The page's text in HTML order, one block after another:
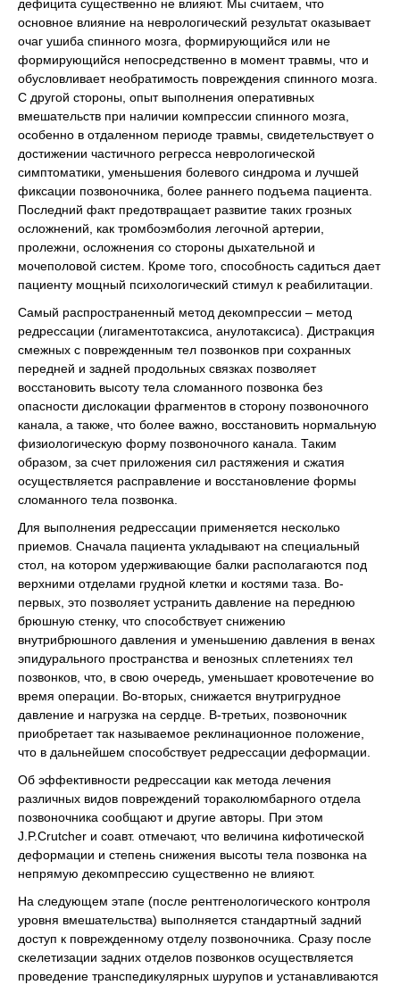
дефицита существенно не влияют. Мы считаем, что
основное влияние на неврологический результат оказывает
очаг ушиба спинного мозга, формирующийся или не
формирующийся непосредственно в момент травмы, что и
обусловливает необратимость повреждения спинного мозга.
С другой стороны, опыт выполнения оперативных
вмешательств при наличии компрессии спинного мозга,
особенно в отдаленном периоде травмы, свидетельствует о
достижении частичного регресса неврологической
симптоматики, уменьшения болевого синдрома и лучшей
фиксации позвоночника, более раннего подъема пациента.
Последний факт предотвращает развитие таких грозных
осложнений, как тромбоэмболия легочной артерии,
пролежни, осложнения со стороны дыхательной и
мочеполовой систем. Кроме того, способность садиться дает
пациенту мощный психологический стимул к реабилитации.
Самый распространенный метод декомпрессии – метод
редрессации (лигаментотаксиса, анулотаксиса). Дистракция
смежных с поврежденным тел позвонков при сохранных
передней и задней продольных связках позволяет
восстановить высоту тела сломанного позвонка без
опасности дислокации фрагментов в сторону позвоночного
канала, а также, что более важно, восстановить нормальную
физиологическую форму позвоночного канала. Таким
образом, за счет приложения сил растяжения и сжатия
осуществляется расправление и восстановление формы
сломанного тела позвонка.
Для выполнения редрессации применяется несколько
приемов. Сначала пациента укладывают на специальный
стол, на котором удерживающие балки располагаются под
верхними отделами грудной клетки и костями таза. Во-
первых, это позволяет устранить давление на переднюю
брюшную стенку, что способствует снижению
внутрибрюшного давления и уменьшению давления в венах
эпидурального пространства и венозных сплетениях тел
позвонков, что, в свою очередь, уменьшает кровотечение во
время операции. Во-вторых, снижается внутригрудное
давление и нагрузка на сердце. В-третьих, позвоночник
приобретает так называемое реклинационное положение,
что в дальнейшем способствует редрессации деформации.
Об эффективности редрессации как метода лечения
различных видов повреждений тораколюмбарного отдела
позвоночника сообщают и другие авторы. При этом
J.P.Crutcher и соавт. отмечают, что величина кифотической
деформации и степень снижения высоты тела позвонка на
непрямую декомпрессию существенно не влияют.
На следующем этапе (после рентгенологического контроля
уровня вмешательства) выполняется стандартный задний
доступ к поврежденному отделу позвоночника. Сразу после
скелетизации задних отделов позвонков осуществляется
проведение транспедикулярных шурупов и устанавливаются